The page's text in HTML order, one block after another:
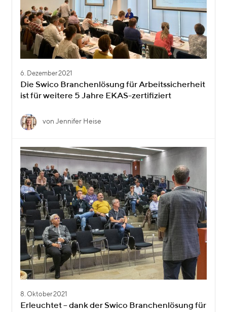
6. Dezember 2021
Die Swico Branchenlösung für Arbeitssicherheit
ist für weitere 5 Jahre EKAS-zertifiziert
von Jennifer Heise
8. Oktober 2021
Erleuchtet – dank der Swico Branchenlösung für